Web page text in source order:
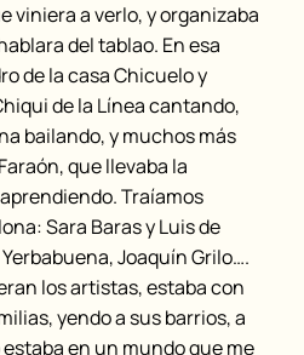
viniera a verlo, y organizaba
del tablao. En esa
de la casa Chicuelo y
de la Línea cantando,
bailando, y muchos más
que llevaba la
Traíamos
Sara Baras y Luis de
Joaquín Grilo….
los artistas, estaba con
yendo a sus barrios, a
en un mundo que me